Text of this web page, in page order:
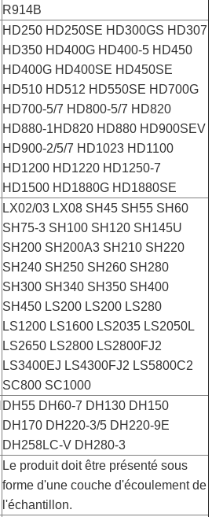
R914B
HD250 HD250SE HD300GS HD307
HD350 HD400G HD400-5 HD450
HD400G HD400SE HD450SE
HD510 HD512 HD550SE HD700G
HD700-5/7 HD800-5/7 HD820
HD880-1HD820 HD880 HD900SEV
HD900-2/5/7 HD1023 HD1100
HD1200 HD1220 HD1250-7
HD1500 HD1880G HD1880SE
LX02/03 LX08 SH45 SH55 SH60
SH75-3 SH100 SH120 SH145U
SH200 SH200A3 SH210 SH220
SH240 SH250 SH260 SH280
SH300 SH340 SH350 SH400
SH450 LS200 LS200 LS280
LS1200 LS1600 LS2035 LS2050L
LS2650 LS2800 LS2800FJ2
LS3400EJ LS4300FJ2 LS5800C2
SC800 SC1000
DH55 DH60-7 DH130 DH150
DH170 DH220-3/5 DH220-9E
DH258LC-V DH280-3
Le produit doit être présenté sous
forme d'une couche d'écoulement de
l'échantillon.